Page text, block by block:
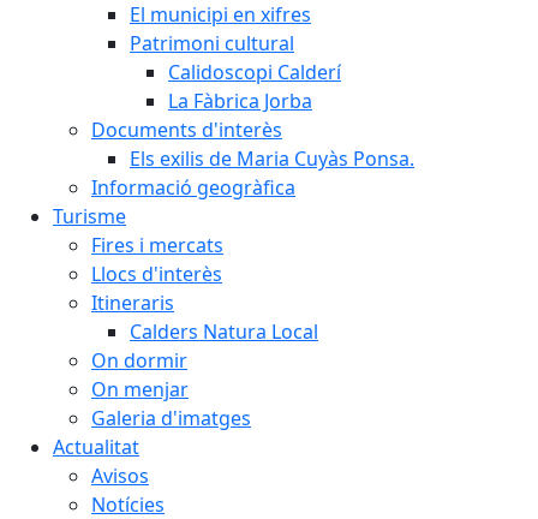
El municipi en xifres
Patrimoni cultural
Calidoscopi Calderí
La Fàbrica Jorba
Documents d'interès
Els exilis de Maria Cuyàs Ponsa.
Informació geogràfica
Turisme
Fires i mercats
Llocs d'interès
Itineraris
Calders Natura Local
On dormir
On menjar
Galeria d'imatges
Actualitat
Avisos
Notícies